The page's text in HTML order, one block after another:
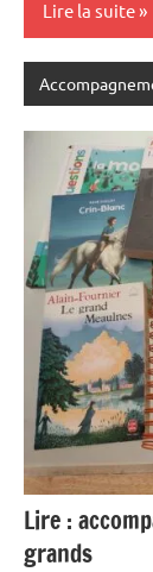
Lire la suite
Lire :
grands